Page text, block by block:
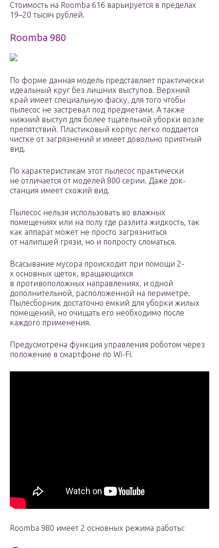
Стоимость на Roomba 616 варьируется в пределах
19–20 тысяч рублей.
Roomba 980
По форме данная модель представляет практически
идеальный круг без лишних выступов. Верхний
край имеет специальную фаску, для того чтобы
пылесос не застревал под предметами. А также
нижний выступ для более тщательной уборки возле
препятствий. Пластиковый корпус легко поддается
чистке от загрязнений и имеет довольно приятный
вид.
По характеристикам этот пылесос практически
не отличается от моделей 800 серии. Даже док-
станция имеет схожий вид.
Пылесос нельзя использовать во влажных
помещениях или на полу где разлита жидкость, так
как аппарат может не просто загрязниться
от налипшей грязи, но и попросту сломаться.
Всасывание мусора происходит при помощи 2-
х основных щеток, вращающихся
в противоположных направлениях, и одной
дополнительной, расположенной на периметре.
Пылесборник достаточно емкий для уборки жилых
помещений, но очищать его необходимо после
каждого применения.
Предусмотрена функция управления роботом через
положение в смартфоне по Wi-Fi.
Roomba 980 имеет 2 основных режима работы: